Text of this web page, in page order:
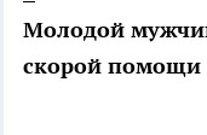
Молодой
скорой помощи